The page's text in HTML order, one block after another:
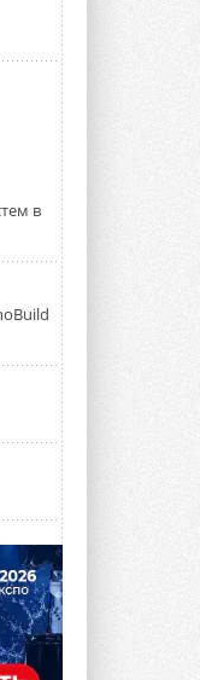
...
...
ЕС-
...
в